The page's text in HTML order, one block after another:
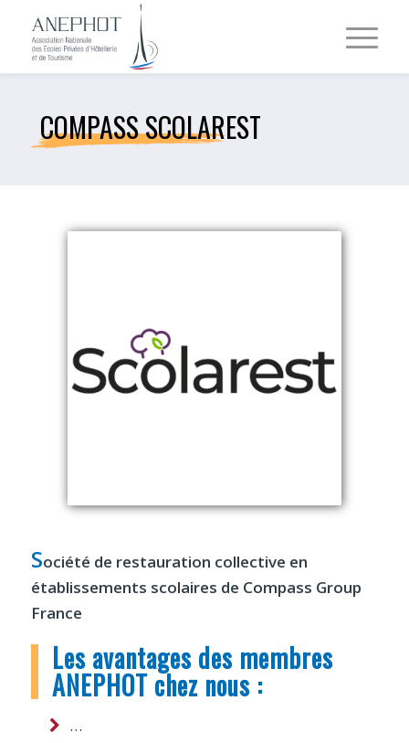
COMPASS SCOLAREST
Société de restauration collective en
établissements scolaires de Compass Group
France
Les avantages des membres
ANEPHOT chez nous :
…